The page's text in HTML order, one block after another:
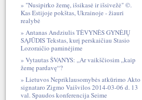
"Nusipirko žemę, išsikasė ir išsivežė" ©.
Kas Estijoje pokštas, Ukrainoje - žiauri
realybė
Antanas Andziulis TĖVYNĖS GYNĖJŲ
SĄJŪDIS Tekstas, kurį perskaičiau Stasio
Lozoraičio paminėjime
Vytautas ŠVANYS: „Ar vaikščiosim „kaip
žemę pardavę“?
Lietuvos Nepriklausomybės atkūrimo Akto
signataro Zigmo Vaišvilos 2014-03-06 d. 13
val. Spaudos konferencija Seime